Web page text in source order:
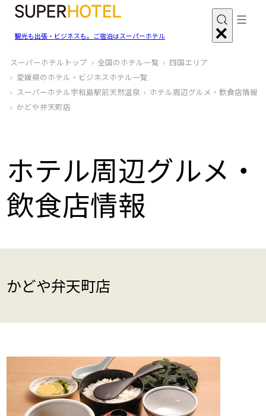
観光も出張・ビジネスも。ご宿泊はスーパーホテル
スーパーホテルトップ 全国のホテル一覧
四国エリア
愛媛県のホテル・ビジネスホテル一覧
スーパーホテル宇和島駅前天然温泉
ホテル周辺グルメ‧飲食店情報
かどや弁天町店
ホテル周辺グルメ‧
飲食店情報
かどや弁天町店